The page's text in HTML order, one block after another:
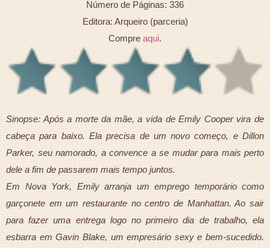
Número de Páginas: 336
Editora: Arqueiro (parceria)
Compre aqui.
Sinopse: Após a morte da mãe, a vida de Emily Cooper vira de
cabeça para baixo. Ela precisa de um novo começo, e Dillon
Parker, seu namorado, a convence a se mudar para mais perto
dele a fim de passarem mais tempo juntos.
Em Nova York, Emily arranja um emprego temporário como
garçonete em um restaurante no centro de Manhattan. Ao sair
para fazer uma entrega logo no primeiro dia de trabalho, ela
esbarra em Gavin Blake, um empresário sexy e bem-sucedido.